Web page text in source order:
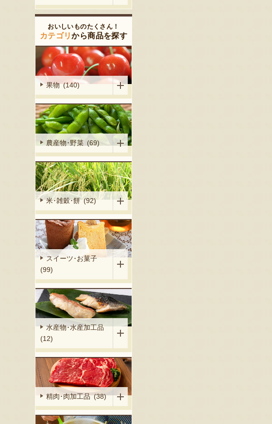
おいしいものたくさん！
カテゴリから商品を探す
果物 (140)
農産物･野菜 (69)
米･雑穀･餅 (92)
スイーツ･お菓子
(99)
水産物･水産加工品
(12)
精肉･肉加工品 (38)